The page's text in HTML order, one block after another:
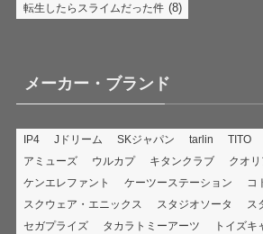
転生したらスライムだった件 (8)
メーカー・ブランド
IP4 Jドリーム SKジャパン tarlin TITO
アミューズ
ウルカプ キタンクラブ クオリ
ケンエレファント
ケーツーステーション
コ
スクウェア・エニックス
スタジオソータ
ス
セガプライズ
タカラトミーアーツ
トイズキ